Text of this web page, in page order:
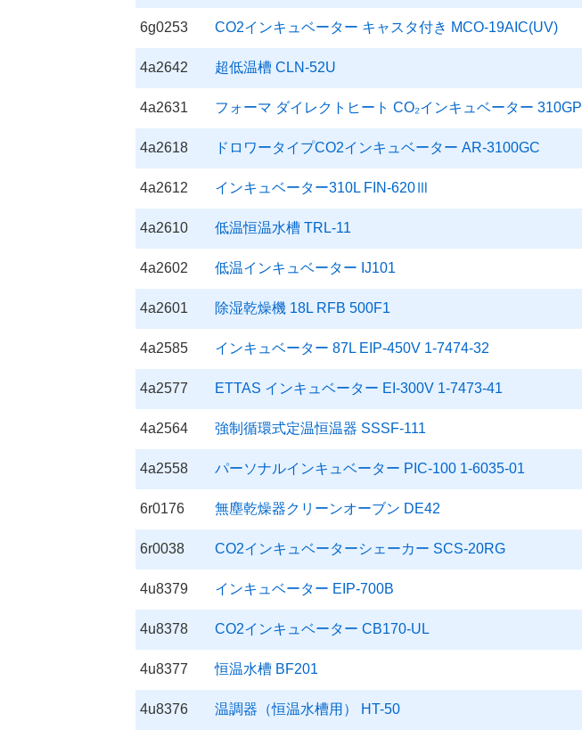
6g0253 CO2インキュベーター キャスタ付き MCO-19AIC(UV)
4a2642 超低温槽 CLN-52U
4a2631 フォーマ ダイレクトヒート CO₂インキュベーター 310GP
4a2618 ドロワータイプCO2インキュベーター AR-3100GC
4a2612 インキュベーター310L FIN-620Ⅲ
4a2610 低温恒温水槽 TRL-11
4a2602 低温インキュベーター IJ101
4a2601 除湿乾燥機 18L RFB 500F1
4a2585 インキュベーター 87L EIP-450V 1-7474-32
4a2577 ETTAS インキュベーター EI-300V 1-7473-41
4a2564 強制循環式定温恒温器 SSSF-111
4a2558 パーソナルインキュベーター PIC-100 1-6035-01
6r0176 無塵乾燥器クリーンオーブン DE42
6r0038 CO2インキュベーターシェーカー SCS-20RG
4u8379 インキュベーター EIP-700B
4u8378 CO2インキュベーター CB170-UL
4u8377 恒温水槽 BF201
4u8376 温調器（恒温水槽用） HT-50